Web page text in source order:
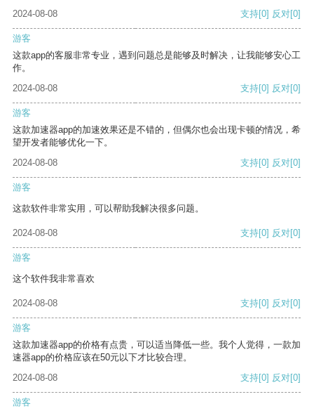
2024-08-08 支持[0] 反对[0]
游客
这款app的客服非常专业，遇到问题总是能够及时解决，让我能够安心工
作。
2024-08-08
支持[0] 反对[0]
游客
这款加速器app的加速效果还是不错的，但偶尔也会出现卡顿的情况，希
望开发者能够优化一下。
2024-08-08
支持[0] 反对[0]
游客
这款软件非常实用，可以帮助我解决很多问题。
2024-08-08 支持[0] 反对[0]
游客
这个软件我非常喜欢
2024-08-08 支持[0] 反对[0]
游客
这款加速器app的价格有点贵，可以适当降低一些。我个人觉得，一款加
速器app的价格应该在50元以下才比较合理。
2024-08-08
支持[0] 反对[0]
游客